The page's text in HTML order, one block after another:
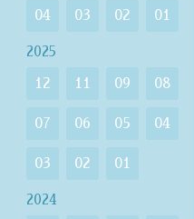
04 03 02 01
2025
12 11 09 08
07 06 05 04
03 02 01
2024